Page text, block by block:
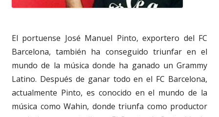
El portuense José Manuel Pinto, exportero del FC
Barcelona, también ha conseguido triunfar en el
mundo de la música donde ha ganado un Grammy
Latino. Después de ganar todo en el FC Barcelona,
actualmente Pinto, es conocido en el mundo de la
música como Wahin, donde triunfa como productor